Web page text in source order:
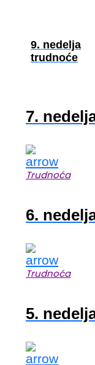
9. nedelja
trudnoće
7.
Trudnoća
6.
Trudnoća
5.